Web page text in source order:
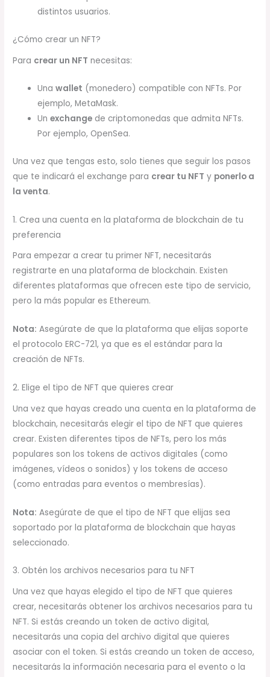
distintos usuarios.
¿Cómo crear un NFT?
Para crear un NFT necesitas:
Unawallet (monedero) compatible con NFTs. Por
ejemplo, MetaMask.
Unexchange de criptomonedas que admita NFTs.
Por ejemplo, OpenSea.
Una vez que tengas esto, solo tienes que seguir los pasos
que te indicará el exchange para crear tu NFT y ponerlo a
la venta.
1. Crea una cuenta en la plataforma de blockchain de tu
preferencia
Para empezar a crear tu primer NFT, necesitarás
registrarte en una plataforma de blockchain. Existen
diferentes plataformas que ofrecen este tipo de servicio,
pero la más popular es Ethereum.
Nota: Asegúrate de que la plataforma que elijas soporte
el protocolo ERC-721, ya que es el estándar para la
creación de NFTs.
2. Elige el tipo de NFT que quieres crear
Una vez que hayas creado una cuenta en la plataforma de
blockchain, necesitarás elegir el tipo de NFT que quieres
crear. Existen diferentes tipos de NFTs, pero los más
populares son los tokens de activos digitales (como
imágenes, vídeos o sonidos) y los tokens de acceso
(como entradas para eventos o membresías).
Nota: Asegúrate de que el tipo de NFT que elijas sea
soportado por la plataforma de blockchain que hayas
seleccionado.
3. Obtén los archivos necesarios para tu NFT
Una vez que hayas elegido el tipo de NFT que quieres
crear, necesitarás obtener los archivos necesarios para tu
NFT. Si estás creando un token de activo digital,
necesitarás una copia del archivo digital que quieres
asociar con el token. Si estás creando un token de acceso,
necesitarás la información necesaria para el evento o la